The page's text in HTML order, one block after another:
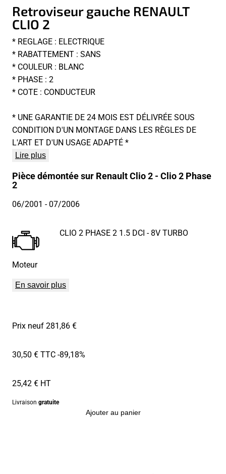
Retroviseur gauche RENAULT
CLIO 2
* REGLAGE : ELECTRIQUE
* RABATTEMENT : SANS
* COULEUR : BLANC
* PHASE : 2
* COTE : CONDUCTEUR
* UNE GARANTIE DE 24 MOIS EST DÉLIVRÉE SOUS
CONDITION D'UN MONTAGE DANS LES RÈGLES DE
L'ART ET D'UN USAGE ADAPTÉ *
Lire plus
Pièce démontée sur Renault Clio 2 - Clio 2 Phase
2
06/2001 - 07/2006
Moteur
CLIO 2 PHASE 2 1.5 DCI - 8V TURBO
En savoir plus
Prix neuf 281,86 €
30,50 € TTC-89,18%
25,42 € HT
Livraison gratuite
Ajouter au panier